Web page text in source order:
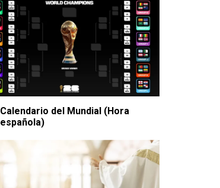
Calendario del Mundial (Hora
española)